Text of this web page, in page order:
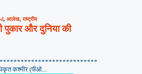
, आलेख,राष्ट्रीय
और दुनिया की
कश्मीर (पीओ...